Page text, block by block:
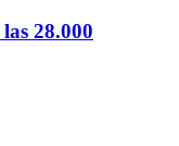
28.000